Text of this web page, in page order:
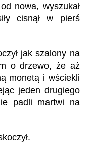
nowa, wyszukał
cisnął w pierś
jak szalony na
o drzewo, że aż
monetą i wściekli
jeden drugiego
padli martwi na